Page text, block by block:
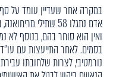
במקרה אחר שעדיין עומד על
אדם נתגלו 58
ואין הוא סוחר בהם, בנוסף לא
בסמים. לאחר התייעצות עם
נורמטיבי, לצרות שלחובתו